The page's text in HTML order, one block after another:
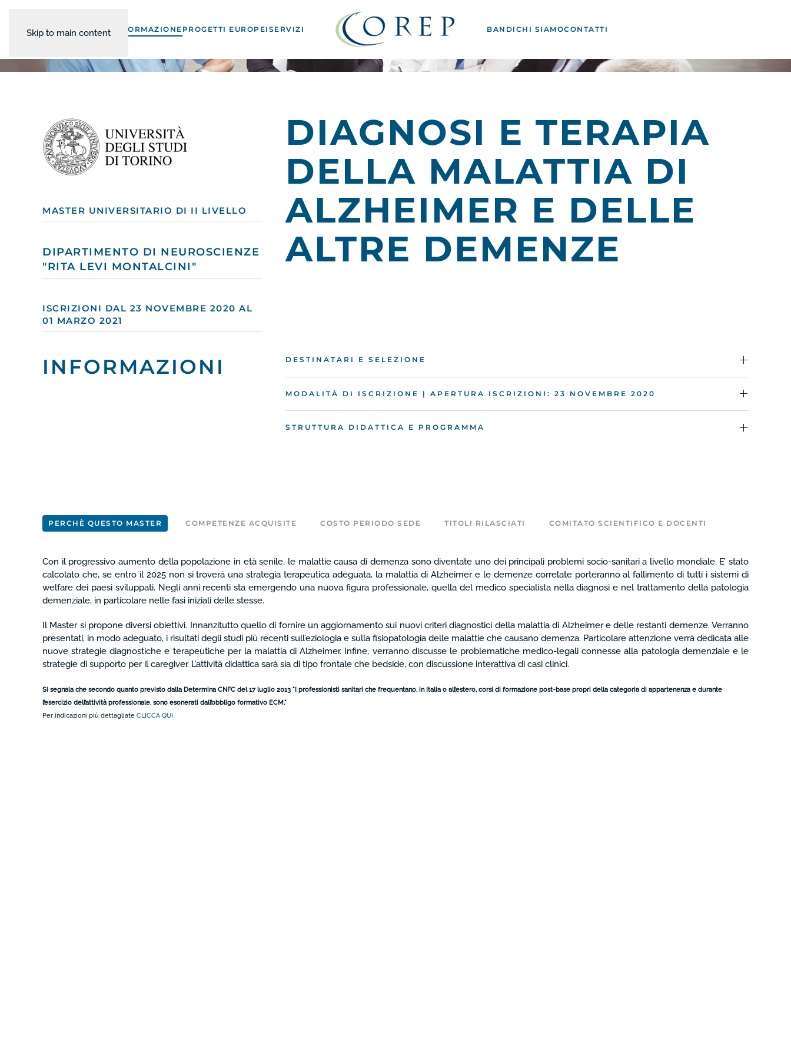
Skip to main content FORMAZIONE PROGETTI EUROPEI SERVIZI BANDI CHI SIAMOCONTATTI
MASTER UNIVERSITARIO DI II LIVELLO
DIPARTIMENTO DI NEUROSCIENZE
"RITA LEVI MONTALCINI"
ISCRIZIONI DAL 23 NOVEMBRE 2020 AL
01 MARZO 2021
DIAGNOSI E TERAPIA
DELLA MALATTIA DI
ALZHEIMER E DELLE
ALTRE DEMENZE
INFORMAZIONI DESTINATARI E SELEZIONE
MODALITÀ DI ISCRIZIONE | APERTURA ISCRIZIONI: 23 NOVEMBRE 2020
STRUTTURA DIDATTICA E PROGRAMMA
PERCHÈ QUESTO MASTER COMPETENZE ACQUISITE COSTO PERIODO SEDE TITOLI RILASCIATI COMITATO SCIENTIFICO E DOCENTI
Con il progressivo aumento della popolazione in età senile, le malattie causa di demenza sono diventate uno dei principali problemi socio-sanitari a livello mondiale. E’ stato
calcolato che, se entro il 2025 non si troverà una strategia terapeutica adeguata, la malattia di Alzheimer e le demenze correlate porteranno al fallimento di tutti i sistemi di
welfare dei paesi sviluppati. Negli anni recenti sta emergendo una nuova figura professionale, quella del medico specialista nella diagnosi e nel trattamento della patologia
demenziale, in particolare nelle fasi iniziali delle stesse.
Il Master si propone diversi obiettivi. Innanzitutto quello di fornire un aggiornamento sui nuovi criteri diagnostici della malattia di Alzheimer e delle restanti demenze. Verranno
presentati, in modo adeguato, i risultati degli studi più recenti sull’eziologia e sulla fisiopatologia delle malattie che causano demenza. Particolare attenzione verrà dedicata alle
nuove strategie diagnostiche e terapeutiche per la malattia di Alzheimer. Infine, verranno discusse le problematiche medico-legali connesse alla patologia demenziale e le
strategie di supporto per il caregiver. L’attività didattica sarà sia di tipo frontale che bedside, con discussione interattiva di casi clinici.
Si segnala che secondo quanto previsto dalla Determina CNFC del 17 luglio 2013 "I professionisti sanitari che frequentano, in Italia o all’estero, corsi di formazione post-base propri della categoria di appartenenza e durante
l’esercizio dell’attività professionale, sono esonerati dall’obbligo formativo ECM."
Per indicazioni più dettagliate CLICCA QUI